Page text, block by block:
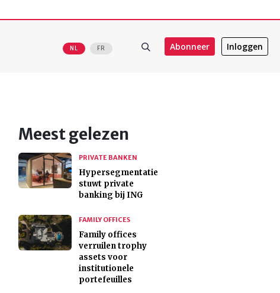
NL FR Abonneer Inloggen
Meest gelezen
PRIVATE BANKEN
Hypersegmentatie
stuwt private
banking bij ING
FAMILY OFFICES
Family offices
verruilen trophy
assets voor
institutionele
portefeuilles